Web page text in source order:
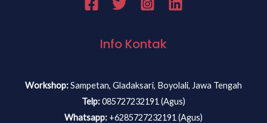
Info Kontak
Workshop:Sampetan, Gladaksari, Boyolali, Jawa Tengah
Telp:085727232191 (Agus)
Whatsapp: +6285727232191 (Agus)